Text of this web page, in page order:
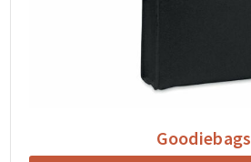
Goodiebags